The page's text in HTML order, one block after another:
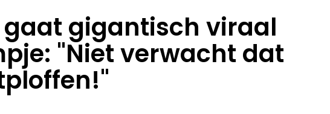
gaat gigantisch viraal
"Niet verwacht dat